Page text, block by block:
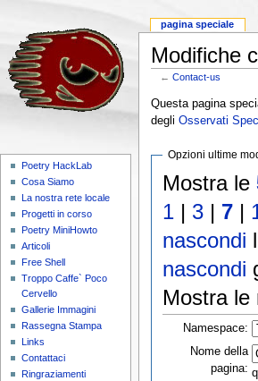
Modifiche
←Contact-us
Questa pagina
degli Osservati
Opzioni ultime
Mostra le
1 | 3 | 7 |
nascondi
nascondi
Mostra
Namespace:
Nome della
pagina:
pagina speciale
Poetry HackLab
Cosa Siamo
La nostra rete locale
Progetti in corso
Poetry MiniHowto
Articoli
Free Shell
Troppo Caffe` Poco
Cervello
Gallerie Immagini
Rassegna Stampa
Links
Contattaci
Ringraziamenti